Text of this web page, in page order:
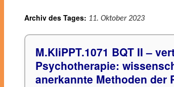
Archiv des Tages: 11. Oktober 2023
M.KliPPT.1071 BQT II –
Psychotherapie:
anerkannte Methoden der